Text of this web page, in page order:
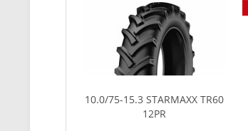
10.0/75-15.3 STARMAXX TR60
12PR